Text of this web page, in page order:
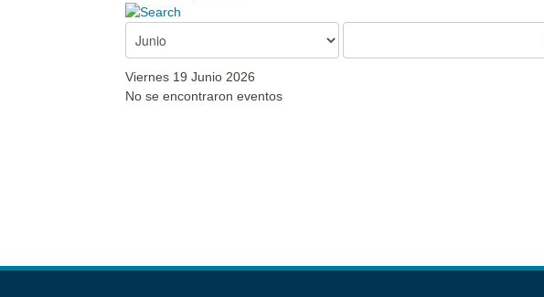
Viernes 19 Junio 2026
No se encontraron eventos